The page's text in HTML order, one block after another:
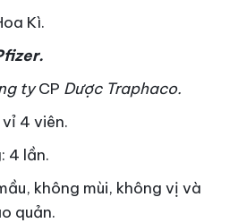
Kì.
.
tyCP Dược Traphaco.
4 viên.
4 lần.
không mùi, không vị và
quản.